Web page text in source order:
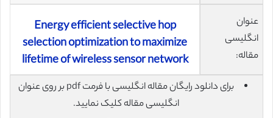
عنوان
انگلیسی
مقاله:
Energy efficient selective hop
selection optimization to maximize
lifetime of wireless sensor network
برای دانلود رایگان مقاله انگلیسی با فرمت pdf بر روی عنوان
انگلیسی مقاله کلیک نمایید.